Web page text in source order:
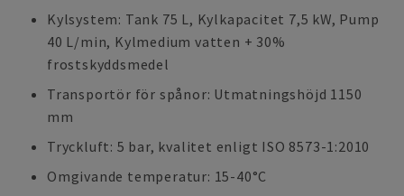
Kylsystem: Tank 75 L, Kylkapacitet 7,5 kW, Pump
40 L/min, Kylmedium vatten + 30%
frostskyddsmedel
Transportör för spånor: Utmatningshöjd 1150
mm
Tryckluft: 5 bar, kvalitet enligt ISO 8573-1:2010
Omgivande temperatur: 15-40°C